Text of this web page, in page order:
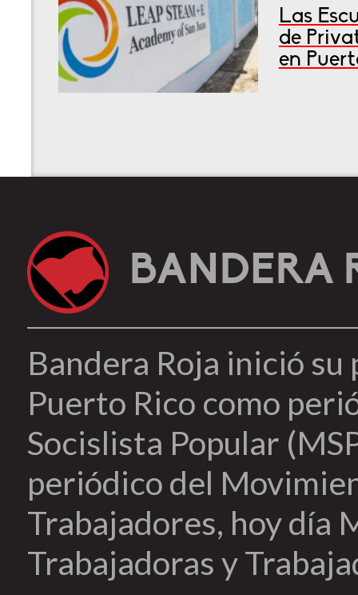
Las
de
en
BANDERA
Bandera Roja inició
Puerto Rico como
Socislista Popular
periódico del
Trabajadores, hoy día
Trabajadoras y